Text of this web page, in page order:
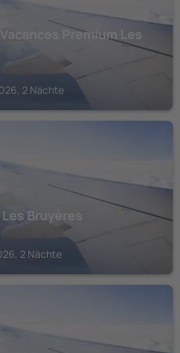
Premium Les
2 Nächte
Bruyères
2 Nächte